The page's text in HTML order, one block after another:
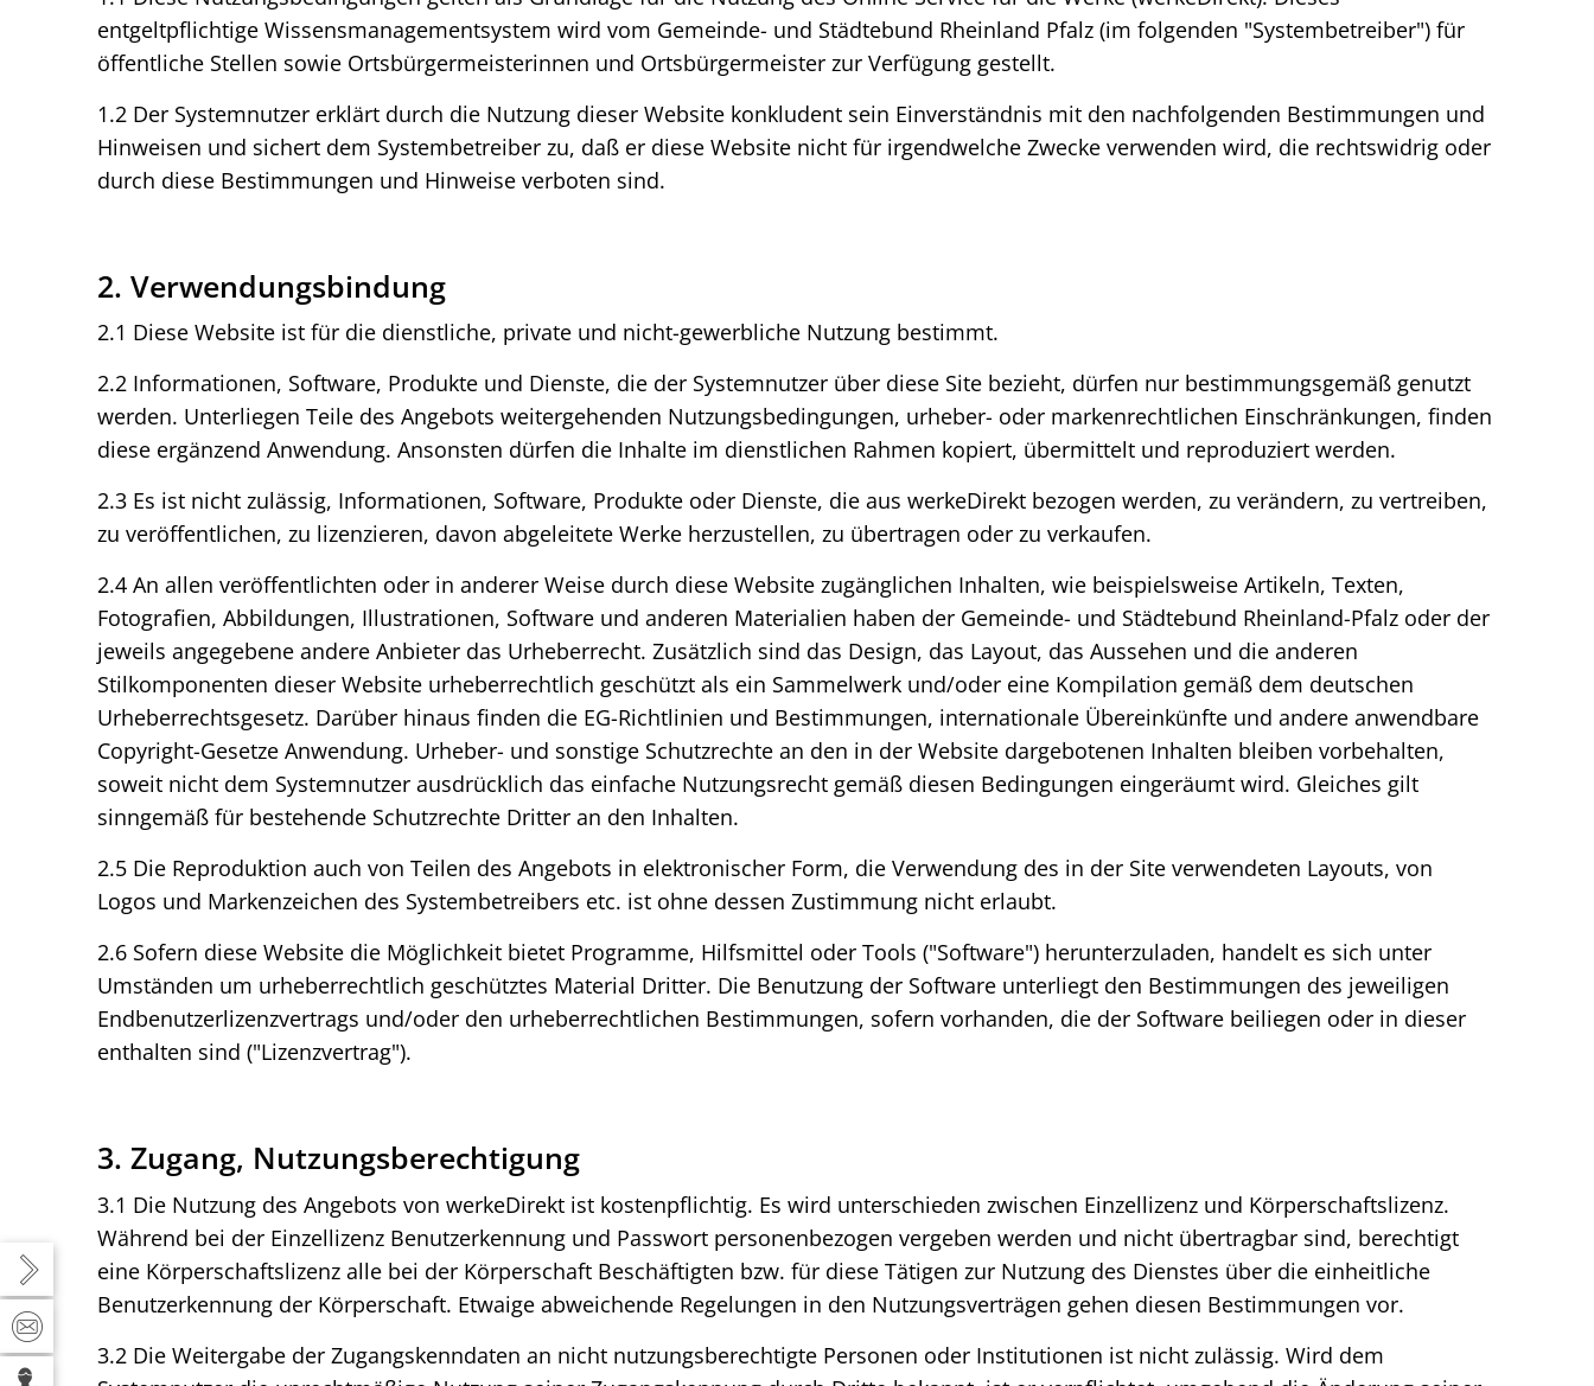
entgeltpflichtige Wissensmanagementsystem wird vom Gemeinde- und Städtebund Rheinland Pfalz (im folgenden "Systembetreiber") für
öffentliche Stellen sowie Ortsbürgermeisterinnen und Ortsbürgermeister zur Verfügung gestellt.
1.2 Der Systemnutzer erklärt durch die Nutzung dieser Website konkludent sein Einverständnis mit den nachfolgenden Bestimmungen und
Hinweisen und sichert dem Systembetreiber zu, daß er diese Website nicht für irgendwelche Zwecke verwenden wird, die rechtswidrig oder
durch diese Bestimmungen und Hinweise verboten sind.
2. Verwendungsbindung
2.1 Diese Website ist für die dienstliche, private und nicht-gewerbliche Nutzung bestimmt.
2.2 Informationen, Software, Produkte und Dienste, die der Systemnutzer über diese Site bezieht, dürfen nur bestimmungsgemäß genutzt
werden. Unterliegen Teile des Angebots weitergehenden Nutzungsbedingungen, urheber- oder markenrechtlichen Einschränkungen, finden
diese ergänzend Anwendung. Ansonsten dürfen die Inhalte im dienstlichen Rahmen kopiert, übermittelt und reproduziert werden.
2.3 Es ist nicht zulässig, Informationen, Software, Produkte oder Dienste, die aus werkeDirekt bezogen werden, zu verändern, zu vertreiben,
zu veröffentlichen, zu lizenzieren, davon abgeleitete Werke herzustellen, zu übertragen oder zu verkaufen.
2.4 An allen veröffentlichten oder in anderer Weise durch diese Website zugänglichen Inhalten, wie beispielsweise Artikeln, Texten,
Fotografien, Abbildungen, Illustrationen, Software und anderen Materialien haben der Gemeinde- und Städtebund Rheinland-Pfalz oder der
jeweils angegebene andere Anbieter das Urheberrecht. Zusätzlich sind das Design, das Layout, das Aussehen und die anderen
Stilkomponenten dieser Website urheberrechtlich geschützt als ein Sammelwerk und/oder eine Kompilation gemäß dem deutschen
Urheberrechtsgesetz. Darüber hinaus finden die EG-Richtlinien und Bestimmungen, internationale Übereinkünfte und andere anwendbare
Copyright-Gesetze Anwendung. Urheber- und sonstige Schutzrechte an den in der Website dargebotenen Inhalten bleiben vorbehalten,
soweit nicht dem Systemnutzer ausdrücklich das einfache Nutzungsrecht gemäß diesen Bedingungen eingeräumt wird. Gleiches gilt
sinngemäß für bestehende Schutzrechte Dritter an den Inhalten.
2.5 Die Reproduktion auch von Teilen des Angebots in elektronischer Form, die Verwendung des in der Site verwendeten Layouts, von
Logos und Markenzeichen des Systembetreibers etc. ist ohne dessen Zustimmung nicht erlaubt.
2.6 Sofern diese Website die Möglichkeit bietet Programme, Hilfsmittel oder Tools ("Software") herunterzuladen, handelt es sich unter
Umständen um urheberrechtlich geschütztes Material Dritter. Die Benutzung der Software unterliegt den Bestimmungen des jeweiligen
Endbenutzerlizenzvertrags und/oder den urheberrechtlichen Bestimmungen, sofern vorhanden, die der Software beiliegen oder in dieser
enthalten sind ("Lizenzvertrag").
3. Zugang, Nutzungsberechtigung
3.1 Die Nutzung des Angebots von werkeDirekt ist kostenpflichtig. Es wird unterschieden zwischen Einzellizenz und Körperschaftslizenz.
Während bei der Einzellizenz Benutzerkennung und Passwort personenbezogen vergeben werden und nicht übertragbar sind, berechtigt
eine Körperschaftslizenz alle bei der Körperschaft Beschäftigten bzw. für diese Tätigen zur Nutzung des Dienstes über die einheitliche
Benutzerkennung der Körperschaft. Etwaige abweichende Regelungen in den Nutzungsverträgen gehen diesen Bestimmungen vor.
3.2 Die Weitergabe der Zugangskenndaten an nicht nutzungsberechtigte Personen oder Institutionen ist nicht zulässig. Wird dem